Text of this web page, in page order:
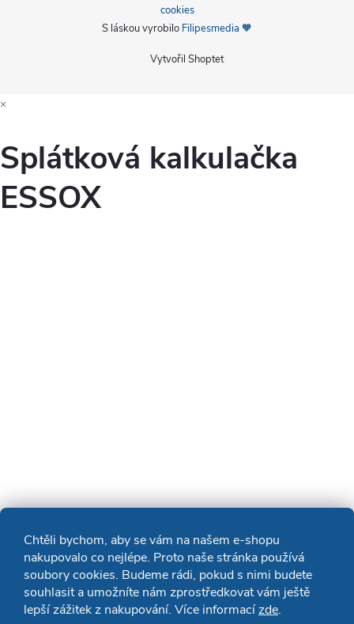
Chtěli bychom, aby se vám na našem e-shopu
nakupovalo co nejlépe. Proto naše stránka používá
soubory cookies. Budeme rádi, pokud s nimi budete
souhlasit a umožníte nám zprostředkovat vám ještě
lepší zážitek z nakupování. Více informacízde.
Vytvořil Shoptet
cookies
S láskou vyrobilo Filipesmedia 🧡
×
Splátková kalkulačka
ESSOX